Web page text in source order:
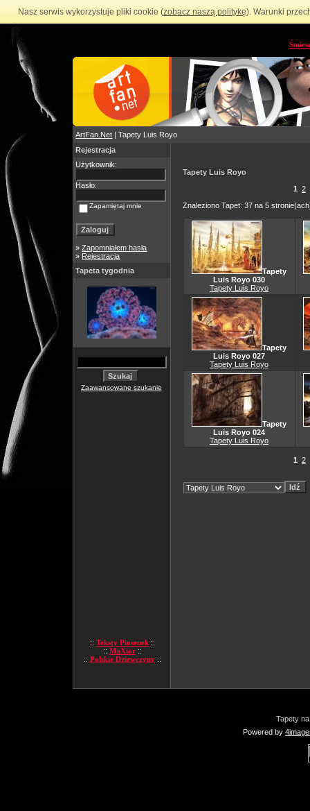
Nasz serwis wykorzystuje pliki cookie (zobacz naszą politykę). Warunki
ArtFan.Net | Tapety Luis Royo
Rejestracja
Użytkownik:
Hasło:
Zapamiętaj mnie
»Zapomniałem hasła
» Rejestracja
Tapeta tygodnia
Zaawansowane szukanie
:: Teksty Piosenek ::
:: MaXior ::
:: Polskie Dziewczyny ::
Tapety Luis Royo
1 2
Znaleziono Tapet: 37 na 5
Tapety
Luis Royo 030
Tapety Luis Royo
Tapety
Luis Royo 027
Tapety Luis Royo
Tapety
Luis Royo 024
Tapety Luis Royo
1 2
Tapety
Powered by